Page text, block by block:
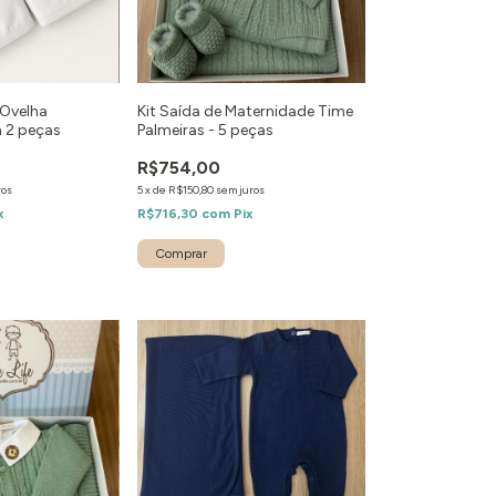
peças
Kit Saída de Maternidade Time
Palmeiras - 5 peças
R$754,00
5xde R$150,80 sem juros
R$716,30 com Pix